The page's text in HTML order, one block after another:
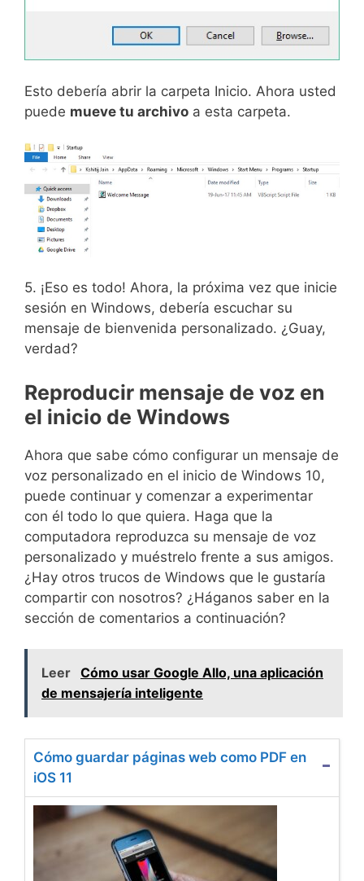
Esto debería abrir la carpeta Inicio. Ahora usted
puede mueve tu archivo a esta carpeta.
5. ¡Eso es todo! Ahora, la próxima vez que inicie
sesión en Windows, debería escuchar su
mensaje de bienvenida personalizado. ¿Guay,
verdad?
Reproducir mensaje de voz en
el inicio de Windows
Ahora que sabe cómo configurar un mensaje de
voz personalizado en el inicio de Windows 10,
puede continuar y comenzar a experimentar
con él todo lo que quiera. Haga que la
computadora reproduzca su mensaje de voz
personalizado y muéstrelo frente a sus amigos.
¿Hay otros trucos de Windows que le gustaría
compartir con nosotros? ¿Háganos saber en la
sección de comentarios a continuación?
Leer Cómo usar Google Allo, una aplicación
de mensajería inteligente
Cómo guardar páginas web como PDF en
iOS 11